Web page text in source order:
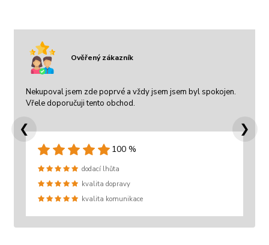
Ověřený zákazník
Nekupoval jsem zde poprvé a vždy jsem jsem byl spokojen.
Vřele doporučuji tento obchod.
100 %
dodací lhůta
kvalita dopravy
kvalita komunikace
❮ ❯